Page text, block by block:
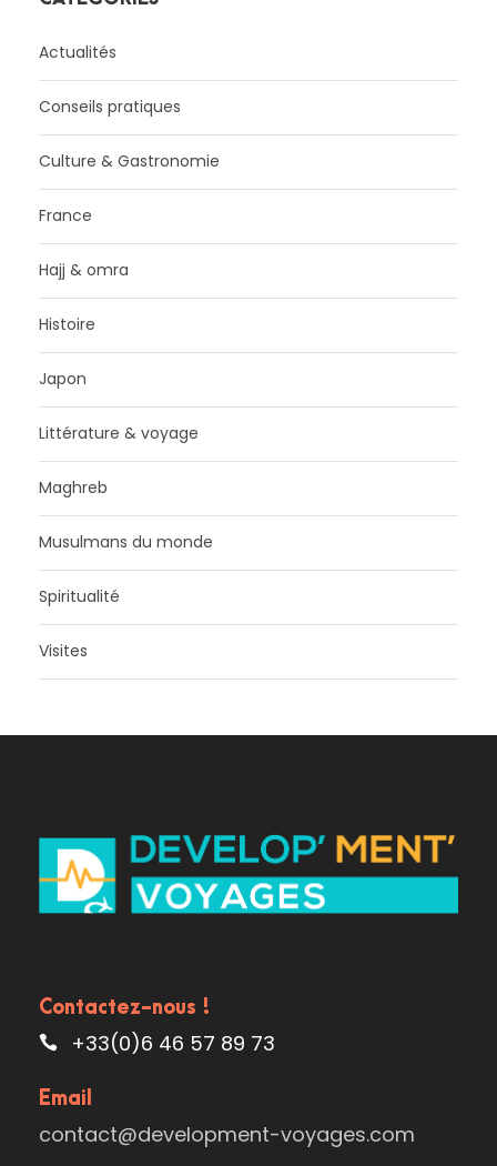
Actualités
Conseils pratiques
Culture & Gastronomie
France
Hajj & omra
Histoire
Japon
Littérature & voyage
Maghreb
Musulmans du monde
Spiritualité
Visites
Contactez-nous !
+33(0)6 46 57 89 73
Email
contact@development-voyages.com